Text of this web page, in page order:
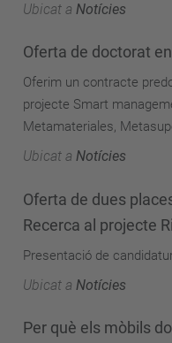
Ubicat a Notícies
Oferta de doctorat
Oferim un contracte
projecte Smart
Metamateriales,
Ubicat a Notícies
Oferta de dues
Recerca al projecte
Presentació de
Ubicat a Notícies
Per què els mòbils